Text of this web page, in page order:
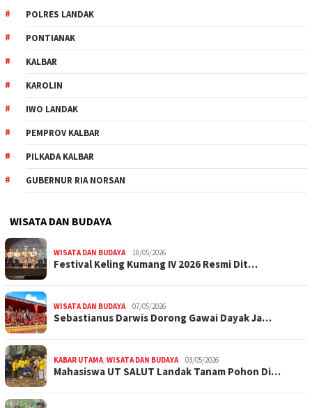
POLRES LANDAK
PONTIANAK
KALBAR
KAROLIN
IWO LANDAK
PEMPROV KALBAR
PILKADA KALBAR
GUBERNUR RIA NORSAN
WISATA DAN BUDAYA
WISATA DAN BUDAYA 18/05/2026
Festival Keling Kumang IV 2026 Resmi Dit…
WISATA DAN BUDAYA 07/05/2026
Sebastianus Darwis Dorong Gawai Dayak Ja…
KABAR UTAMA, WISATA DAN BUDAYA 03/05/2026
Mahasiswa UT SALUT Landak Tanam Pohon Di…